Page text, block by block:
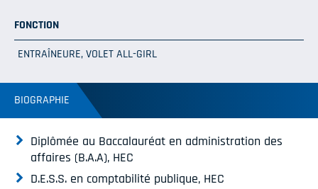
FONCTION
ENTRAÎNEURE, VOLET ALL-GIRL
BIOGRAPHIE
Diplômée au Baccalauréat en administration des
affaires (B.A.A), HEC
D.E.S.S. en comptabilité publique, HEC